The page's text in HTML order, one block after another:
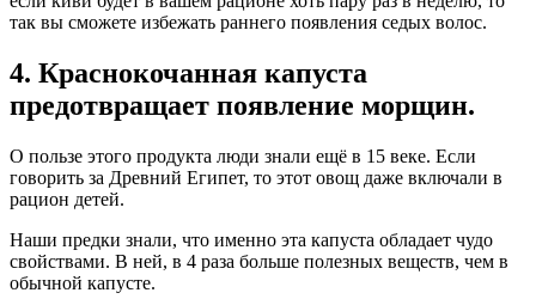
так вы сможете избежать раннего появления седых волос.
4. Краснокочанная капуста
предотвращает появление морщин.
О пользе этого продукта люди знали ещё в 15 веке. Если
говорить за Древний Египет, то этот овощ даже включали в
рацион детей.
Наши предки знали, что именно эта капуста обладает чудо
свойствами. В ней, в 4 раза больше полезных веществ, чем в
обычной капусте.